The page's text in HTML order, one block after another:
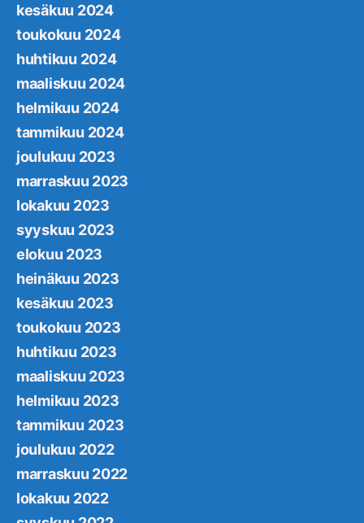
kesäkuu 2024
toukokuu 2024
huhtikuu 2024
maaliskuu 2024
helmikuu 2024
tammikuu 2024
joulukuu 2023
marraskuu 2023
lokakuu 2023
syyskuu 2023
elokuu 2023
heinäkuu 2023
kesäkuu 2023
toukokuu 2023
huhtikuu 2023
maaliskuu 2023
helmikuu 2023
tammikuu 2023
joulukuu 2022
marraskuu 2022
lokakuu 2022